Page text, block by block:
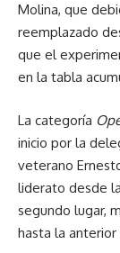
Molina, que
reemplazado
que el
en la tabla
La categoría
inicio por la
veterano
liderato desde
segundo lugar,
hasta la